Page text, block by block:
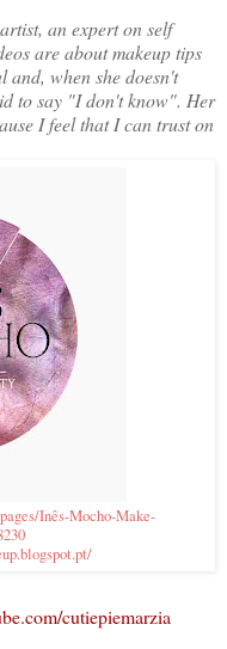
an expert on self
are about makeup tips
and, when she doesn't
to say "I don't know". Her
I feel that I can trust on
Inês-Mocho-Make-
cutiepiemarzia